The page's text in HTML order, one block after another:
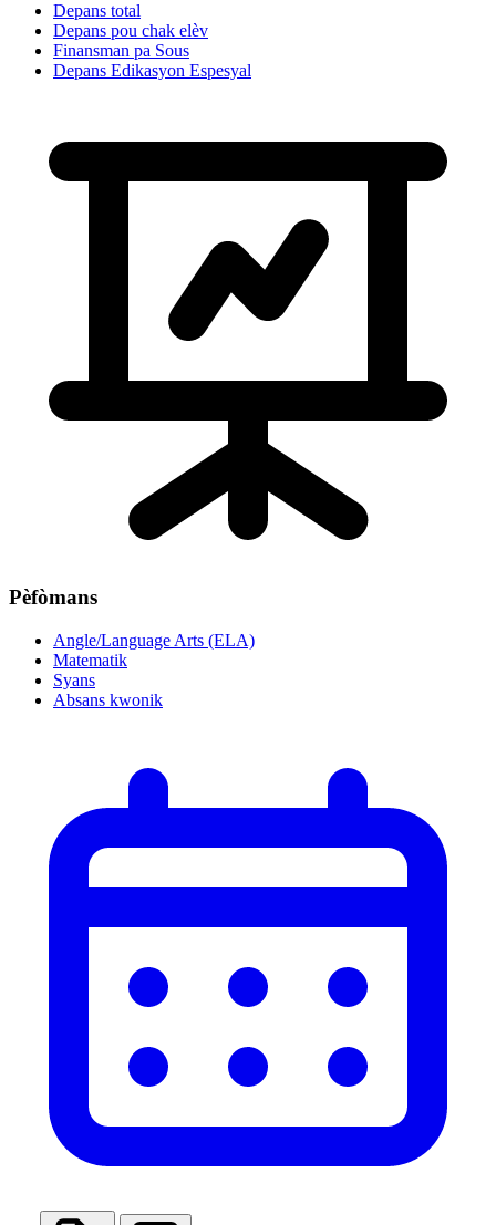
Depans total
Depans pou chak elèv
Finansman pa Sous
Depans Edikasyon Espesyal
Pèfòmans
Angle/Language Arts (ELA)
Matematik
Syans
Absans kwonik